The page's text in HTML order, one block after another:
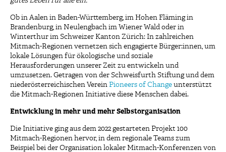
Ob in Aalen in Baden-Württemberg, im Hohen Fläming in
Brandenburg, in Neulengbach im Wiener Wald oder in
Winterthur im Schweizer Kanton Zürich: In zahlreichen
Mitmach-Regionen vernetzen sich engagierte Bürger:innen, um
lokale Lösungen für ökologische und soziale
Herausforderungen unserer Zeit zu entwickeln und
umzusetzen. Getragen von der Schweisfurth Stiftung und dem
niederösterreichischen Verein Pioneers of Change unterstützt
die Mitmach-Regionen Initiative diese Menschen dabei.
Entwicklung in mehr und mehr Selbstorganisation
Die Initiative ging aus dem 2022 gestarteten Projekt 100
Mitmach-Regionen hervor, in dem regionale Teams zum
Beispiel bei der Organisation lokaler Mitmach-Konferenzen von